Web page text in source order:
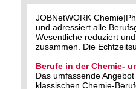
JOBNetWORK
und adressiert alle
Wesentliche reduziert
zusammen. Die
Berufe in der Chemie-
Das umfassende
klassischen Chemie-